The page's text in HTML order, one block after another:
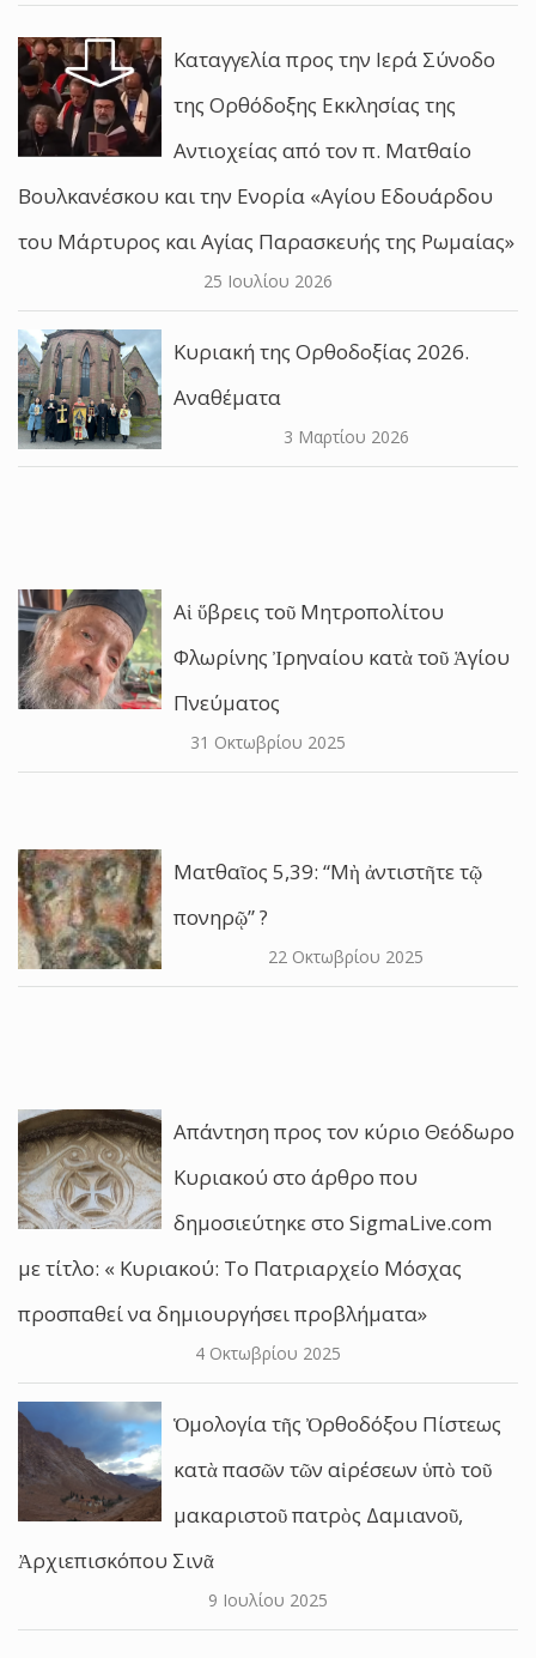
Καταγγελία προς την Ιερά Σύνοδο
της Ορθόδοξης Εκκλησίας της
Αντιοχείας από τον π. Ματθαίο
Βουλκανέσκου και την Ενορία «Αγίου Εδουάρδου
του Μάρτυρος και Αγίας Παρασκευής της Ρωμαίας»
25 Ιουλίου 2026
Κυριακή της Ορθοδοξίας 2026.
Αναθέματα
3 Μαρτίου 2026
Αἱ ὕβρεις τοῦ Μητροπολίτου
Φλωρίνης Ἰρηναίου κατὰ τοῦ Ἁγίου
Πνεύματος
31 Οκτωβρίου 2025
Ματθαῖος 5,39: “Μὴ ἀντιστῆτε τῷ
πονηρῷ” ?
22 Οκτωβρίου 2025
Απάντηση προς τον κύριο Θεόδωρο
Κυριακού στο άρθρο που
δημοσιεύτηκε στο SigmaLive.com
με τίτλο: « Κυριακού: Το Πατριαρχείο Μόσχας
προσπαθεί να δημιουργήσει προβλήματα»
4 Οκτωβρίου 2025
Ὁμολογία τῆς Ὀρθοδόξου Πίστεως
κατὰ πασῶν τῶν αἱρέσεων ὑπὸ τοῦ
μακαριστοῦ πατρὸς Δαμιανοῦ,
Ἀρχιεπισκόπου Σινᾶ
9 Ιουλίου 2025